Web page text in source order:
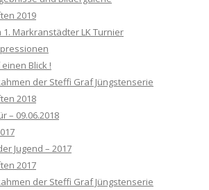
2019
Markranstädter LK Turnier
Blick !
der Steffi Graf Jüngstenserie
2018
– 09.06.2018
Jugend – 2017
2017
der Steffi Graf Jüngstenserie